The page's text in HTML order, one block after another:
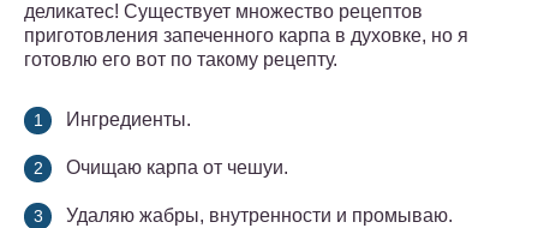
деликатес! Существует множество рецептов
приготовления запеченного карпа в духовке, но я
готовлю его вот по такому рецепту.
Ингредиенты.
Очищаю карпа от чешуи.
Удаляю жабры, внутренности и промываю.